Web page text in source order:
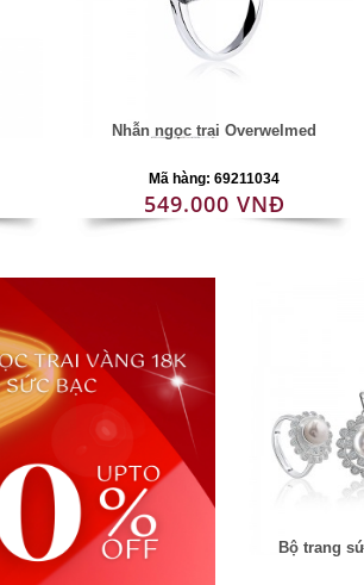
Nhẫn ngọc trai Overwelmed
Mã hàng: 69211034
549.000 VNĐ
Bộ trang